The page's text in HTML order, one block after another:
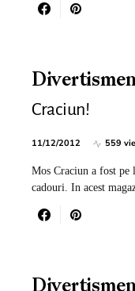
Craciun!
11/12/2012 559
Mos Craciun a fost
cadouri. In acest